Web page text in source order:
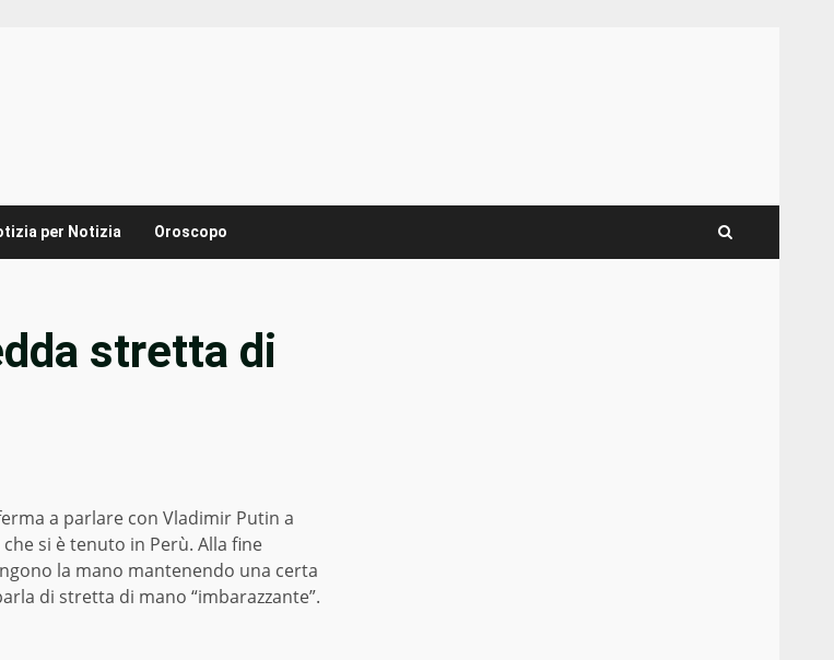
per Notizia Oroscopo
stretta di
a parlare con Vladimir Putin a
si è tenuto in Perù. Alla fine
la mano mantenendo una certa
di stretta di mano “imbarazzante”.